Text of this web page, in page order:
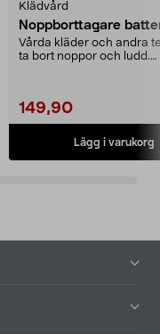
Klädvård
Noppborttagare
Vårda kläder och andra
ta bort noppor och ludd.
149,90
Lägg i varukorg